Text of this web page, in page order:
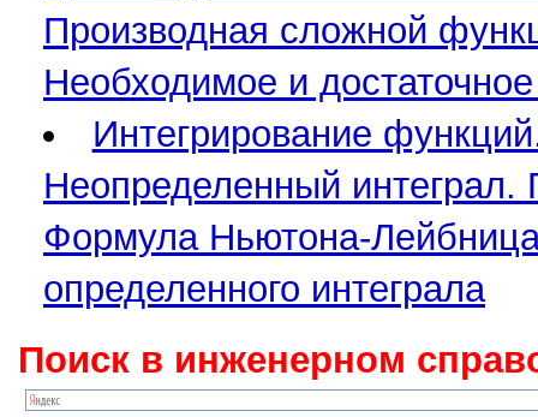
Производная сложной
Необходимое и
Интегрирование
Неопределенный интеграл.
Формула Ньютона-
определенного интеграла
Поиск в инженерном